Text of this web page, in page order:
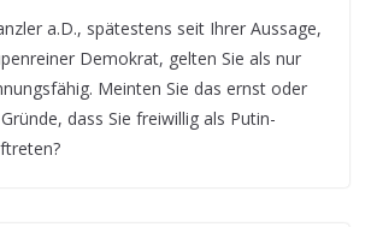
a.D., spätestens seit Ihrer Aussage,
Demokrat, gelten Sie als nur
Meinten Sie das ernst oder
dass Sie freiwillig als Putin-